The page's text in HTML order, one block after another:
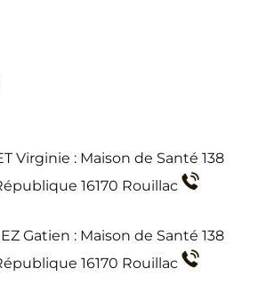
Virginie : Maison de Santé 138
16170 Rouillac
Gatien : Maison de Santé 138
16170 Rouillac